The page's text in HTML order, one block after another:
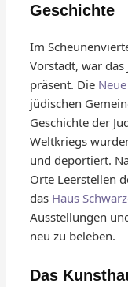
Geschichte
Im
Vorstadt, war das
präsent. Die
jüdischen
Geschichte der
Weltkriegs
und deportiert.
Orte Leerstellen
das Haus
Ausstellungen
neu zu beleben.
Das